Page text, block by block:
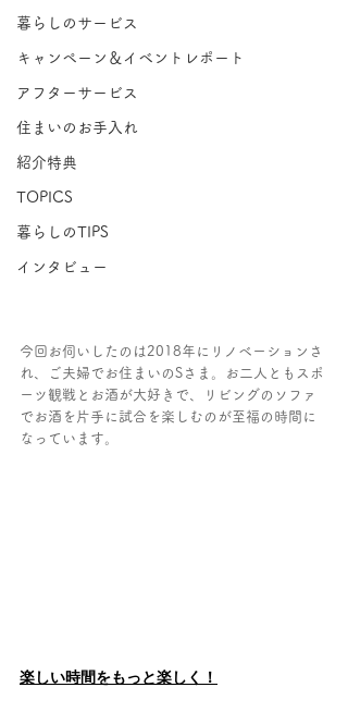
暮らしのサービス
キャンペーン＆イベントレポート
アフターサービス
住まいのお手入れ
紹介特典
TOPICS
暮らしのTIPS
インタビュー
今回お伺いしたのは2018年にリノベーションさ
れ、ご夫婦でお住まいのSさま。お二人ともスポ
ーツ観戦とお酒が大好きで、リビングのソファ
でお酒を片手に試合を楽しむのが至福の時間に
なっています。
楽しい時間をもっと楽しく！